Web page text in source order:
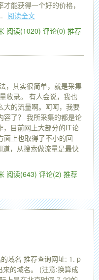
能获得一个好的价格，
阅读全文
阅读(1020) 评论(0) 推荐
，其实很简单，就是采集
收录。 有人会说，我也
大的流量啊。呵呵，我要
容了？ 我所采集的都是论
，目前网上大部分的IT论
面上也取得了不小的回
，从搜索做流量是最快
阅读(643) 评论(2) 推荐
域名 推荐查询网址: 1. p
的域名。 (注意:换算成